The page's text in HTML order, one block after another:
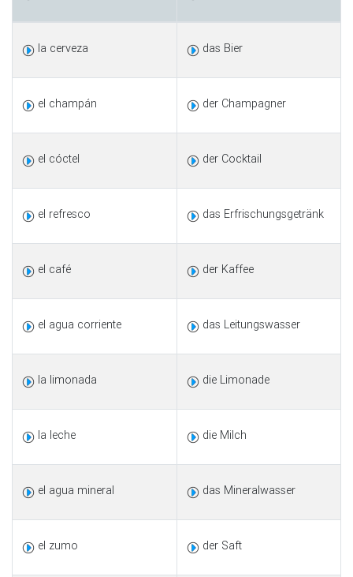
la cerveza das Bier
el champán der Champagner
el cóctel der Cocktail
el refresco das Erfrischungsgetränk
el café der Kaffee
el agua corriente das Leitungswasser
la limonada die Limonade
la leche die Milch
el agua mineral das Mineralwasser
el zumo der Saft